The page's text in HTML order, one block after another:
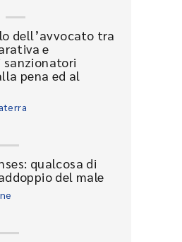
dell’avvocato tra
e
pena ed al
qualcosa di
del male